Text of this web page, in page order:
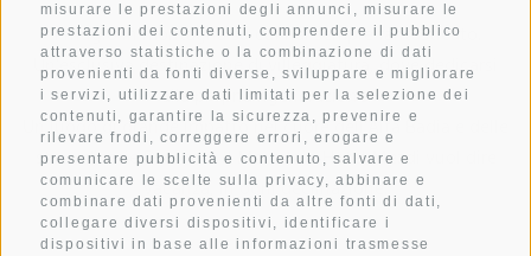
misurare le prestazioni degli annunci, misurare le
prestazioni dei contenuti, comprendere il pubblico
attraverso statistiche o la combinazione di dati
provenienti da fonti diverse, sviluppare e migliorare
i servizi, utilizzare dati limitati per la selezione dei
contenuti, garantire la sicurezza, prevenire e
rilevare frodi, correggere errori, erogare e
presentare pubblicità e contenuto, salvare e
comunicare le scelte sulla privacy, abbinare e
combinare dati provenienti da altre fonti di dati,
collegare diversi dispositivi, identificare i
dispositivi in base alle informazioni trasmesse
Il rifugio in montagna su cui hai sempre fantasticato.
Un’esclusiva destinazione di villeggiatura, dove dedicarsi
alla propria rigenerazione.
Un luogo di grande impatto nel cuore dell’Alta Badia e delle
straordinarie Dolomiti. Il Mountain Hotel Mezdi vuol dire
vacanza, in ogni declinazione.